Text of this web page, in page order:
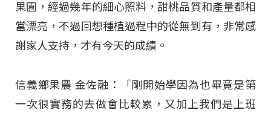
果園，經過幾年的細心照料，甜桃品質和產量都相
當漂亮，不過回想種植過程中的從無到有，非常感
謝家人支持，才有今天的成績。
信義鄉果農 金佐融：「剛開始學因為也畢竟是第
一次很實務的去做會比較累，又加上我們是上班